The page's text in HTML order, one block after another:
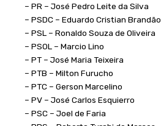
– PR – José Pedro Leite da Silva
– PSDC – Eduardo Cristian Brandão
– PSL – Ronaldo Souza de Oliveira
– PSOL – Marcio Lino
– PT – José Maria Teixeira
– PTB – Milton Furucho
– PTC – Gerson Marcelino
– PV – José Carlos Esquierro
– PSC – Joel de Faria